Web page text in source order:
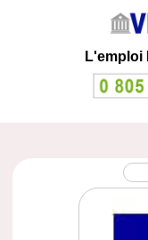
L'emploi